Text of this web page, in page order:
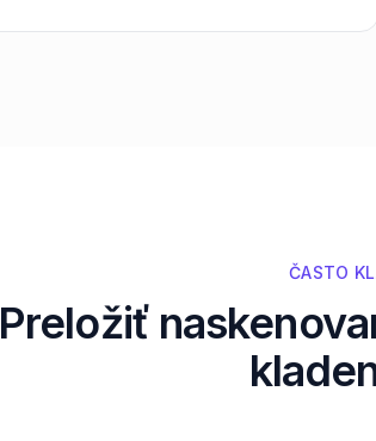
ČASTO
Preložiť